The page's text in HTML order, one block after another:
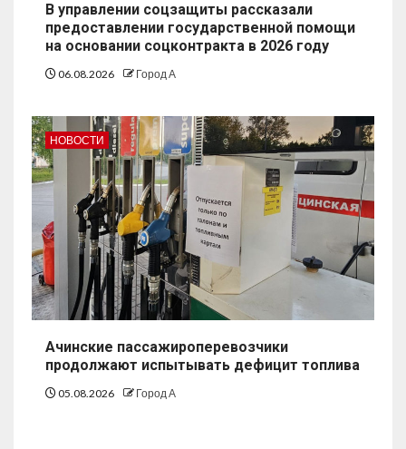
В управлении соцзащиты рассказали
предоставлении государственной помощи
на основании соцконтракта в 2026 году
06.08.2026 Город А
НОВОСТИ
Ачинские пассажироперевозчики
продолжают испытывать дефицит топлива
05.08.2026 Город А